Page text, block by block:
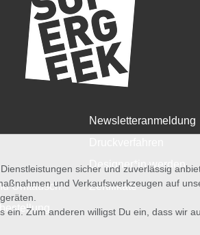
Umtausch
Newsletteranmeldung
Designer*in werden
Zertifikate
sicher und zuverlässig
und Verkaufswerkzeugen auf
ein. Zum anderen willigst Du ein, dass wir